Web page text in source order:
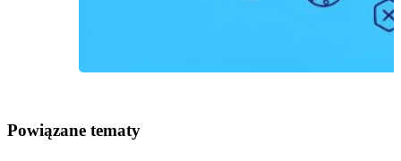
Powiązane tematy